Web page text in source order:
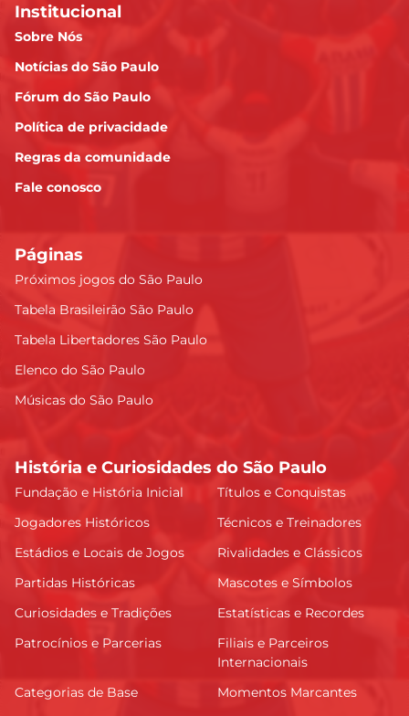
Institucional
Sobre Nós
Notícias do São Paulo
Fórum do São Paulo
Política de privacidade
Regras da comunidade
Fale conosco
Páginas
Próximos jogos do São Paulo
Tabela Brasileirão São Paulo
Tabela Libertadores São Paulo
Elenco do São Paulo
Músicas do São Paulo
História e Curiosidades do São Paulo
Fundação e História Inicial
Títulos e Conquistas
Jogadores Históricos
Técnicos e Treinadores
Estádios e Locais de Jogos
Rivalidades e Clássicos
Partidas Históricas
Mascotes e Símbolos
Curiosidades e Tradições
Estatísticas e Recordes
Patrocínios e Parcerias
Filiais e Parceiros
Internacionais
Categorias de Base
Momentos Marcantes